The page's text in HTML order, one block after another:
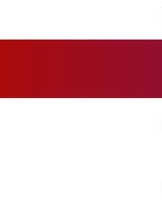
konten